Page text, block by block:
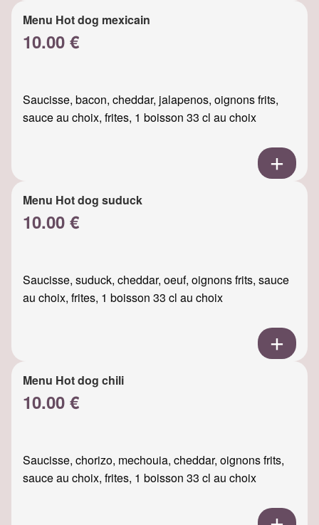
Menu Hot dog mexicain
10.00 €
Saucisse, bacon, cheddar, jalapenos, oignons frits,
sauce au choix, frites, 1 boisson 33 cl au choix
Menu Hot dog suduck
10.00 €
Saucisse, suduck, cheddar, oeuf, oignons frits, sauce
au choix, frites, 1 boisson 33 cl au choix
Menu Hot dog chili
10.00 €
Saucisse, chorizo, mechouia, cheddar, oignons frits,
sauce au choix, frites, 1 boisson 33 cl au choix